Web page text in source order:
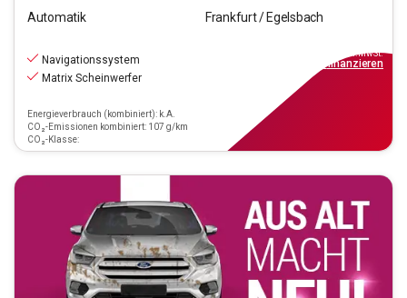
Automatik
Frankfurt / Egelsbach
Navigationssystem
Matrix Scheinwerfer
Energieverbrauch (kombiniert): k.A.
CO₂-Emissionen kombiniert: 107 g/km
CO₂-Klasse:
inkl.MwSt.
finanzieren